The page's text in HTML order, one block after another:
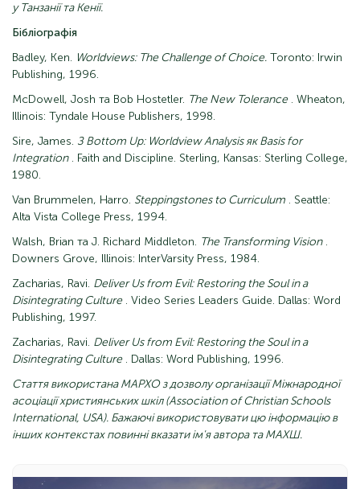
у Танзанії та Кенії.
Бібліографія
Badley, Ken. Worldviews: The Challenge of Choice. Toronto: Irwin
Publishing, 1996.
McDowell, Josh та Bob Hostetler. The New Tolerance. Wheaton,
Illinois: Tyndale House Publishers, 1998.
Sire, James. З Bottom Up: Worldview Analysis як Basis for
Integration. Faith and Discipline. Sterling, Kansas: Sterling College,
1980.
Van Brummelen, Harro. Steppingstones to Curriculum . Seattle:
Alta Vista College Press, 1994.
Walsh, Brian та J. Richard Middleton. The Transforming Vision.
Downers Grove, Illinois: InterVarsity Press, 1984.
Zacharias, Ravi. Deliver Us from Evil: Restoring the Soul in a
Disintegrating Culture. Video Series Leaders Guide. Dallas: Word
Publishing, 1997.
Zacharias, Ravi. Deliver Us from Evil: Restoring the Soul in a
Disintegrating Culture. Dallas: Word Publishing, 1996.
Стаття використана МАРХО з дозволу організації Міжнародної
асоціації християнських шкіл (Association of Christian Schools
International, USA). Бажаючі використовувати цю інформацію в
інших контекстах повинні вказати ім'я автора та МАХШ.